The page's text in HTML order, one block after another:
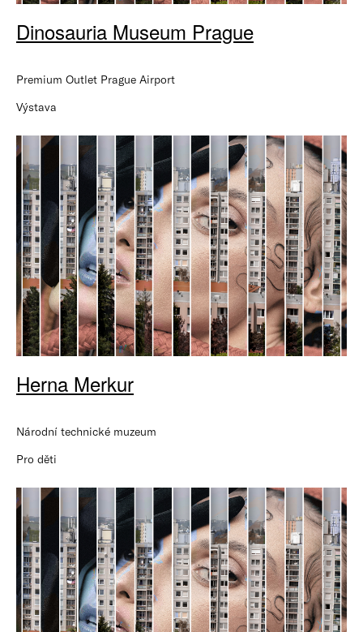
Dinosauria Museum Prague
Premium Outlet Prague Airport
Výstava
Herna Merkur
Národní technické muzeum
Pro děti